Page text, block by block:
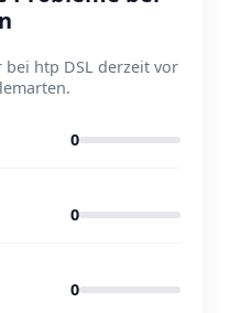
htp DSL derzeit vor
0
0
0